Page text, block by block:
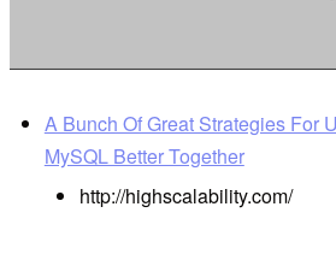
A Bunch Of Great Strategies For
MySQL Better Together
http://highscalability.com/